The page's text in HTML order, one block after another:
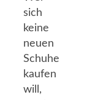
sich
keine
neuen
Schuhe
kaufen
will,